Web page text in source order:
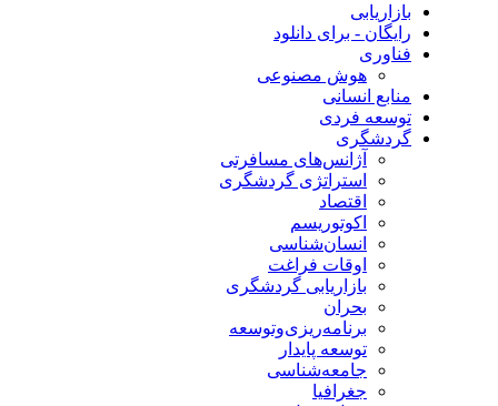
بازاریابی
رایگان - برای دانلود
فناوری
هوش مصنوعی
منابع انسانی
توسعه فردی
گردشگری
آژانس‌های مسافرتی
استراتژی گردشگری
اقتصاد
اکوتوریسم
انسان‌شناسی
اوقات فراغت
بازاریابی گردشگری
بحران
برنامه‌ریزی‌وتوسعه
توسعه پایدار
جامعه‌شناسی
جغرافیا